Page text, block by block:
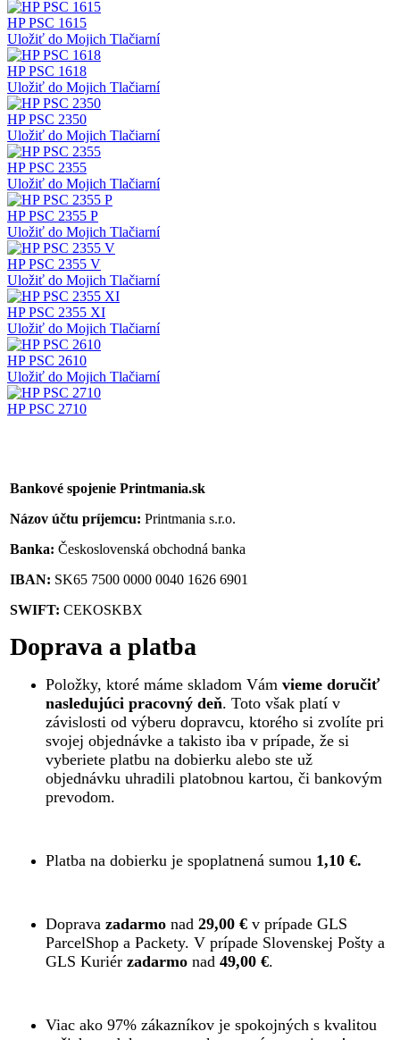
HP PSC 1615
Uložiť do Mojich Tlačiarní
HP PSC 1618
Uložiť do Mojich Tlačiarní
HP PSC 2350
Uložiť do Mojich Tlačiarní
HP PSC 2355
Uložiť do Mojich Tlačiarní
HP PSC 2355 P
Uložiť do Mojich Tlačiarní
HP PSC 2355 V
Uložiť do Mojich Tlačiarní
HP PSC 2355 XI
Uložiť do Mojich Tlačiarní
HP PSC 2610
Uložiť do Mojich Tlačiarní
HP PSC 2710
Bankové spojenie Printmania.sk
Názov účtu príjemcu: Printmania s.r.o.
Banka: Československá obchodná banka
IBAN: SK65 7500 0000 0040 1626 6901
SWIFT: CEKOSKBX
Doprava a platba
Položky, ktoré máme skladom Vám vieme doručiť
nasledujúci pracovný deň. Toto však platí v
závislosti od výberu dopravcu, ktorého si zvolíte pri
svojej objednávke a takisto iba v prípade, že si
vyberiete platbu na dobierku alebo ste už
objednávku uhradili platobnou kartou, či bankovým
prevodom.
Platba na dobierku je spoplatnená sumou 1,10 €.
Doprava zadarmo nad 29,00 € v prípade GLS
ParcelShop a Packety. V prípade Slovenskej Pošty a
GLS Kuriér zadarmo nad 49,00 €.
Viac ako 97% zákazníkov je spokojných s kvalitou